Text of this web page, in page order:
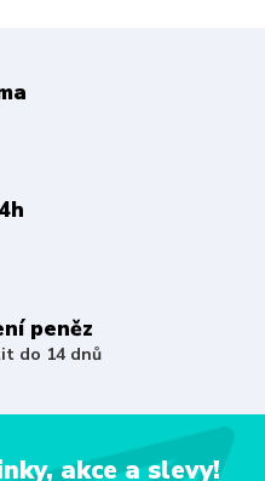
peněz
do 14 dnů
akce a slevy!